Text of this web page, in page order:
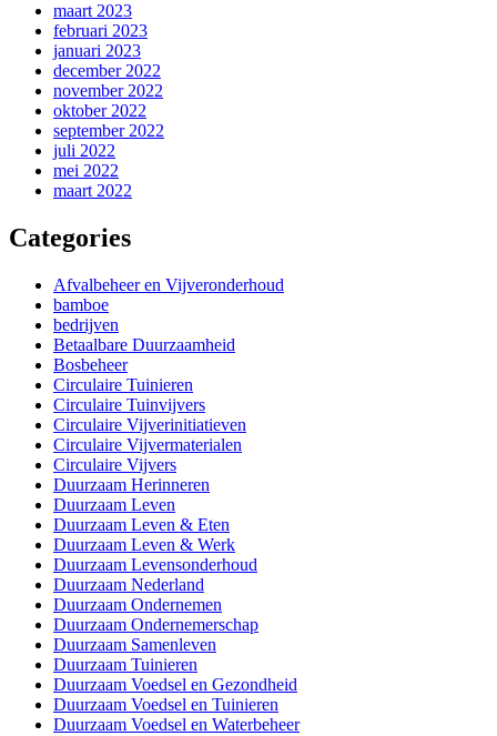
maart 2023
februari 2023
januari 2023
december 2022
november 2022
oktober 2022
september 2022
juli 2022
mei 2022
maart 2022
Categories
Afvalbeheer en Vijveronderhoud
bamboe
bedrijven
Betaalbare Duurzaamheid
Bosbeheer
Circulaire Tuinieren
Circulaire Tuinvijvers
Circulaire Vijverinitiatieven
Circulaire Vijvermaterialen
Circulaire Vijvers
Duurzaam Herinneren
Duurzaam Leven
Duurzaam Leven & Eten
Duurzaam Leven & Werk
Duurzaam Levensonderhoud
Duurzaam Nederland
Duurzaam Ondernemen
Duurzaam Ondernemerschap
Duurzaam Samenleven
Duurzaam Tuinieren
Duurzaam Voedsel en Gezondheid
Duurzaam Voedsel en Tuinieren
Duurzaam Voedsel en Waterbeheer